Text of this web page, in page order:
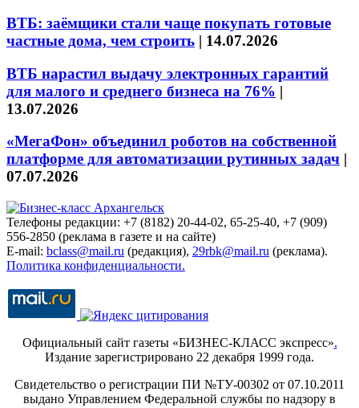
ВТБ: заёмщики стали чаще покупать готовые
частные дома, чем строить | 14.07.2026
ВТБ нарастил выдачу электронных гарантий
для малого и среднего бизнеса на 76% |
13.07.2026
«МегаФон» объединил роботов на собственной
платформе для автоматизации рутинных задач |
07.07.2026
Телефоны редакции: +7 (8182) 20-44-02, 65-25-40, +7 (909)
556-2850 (реклама в газете и на сайте)
E-mail: bclass@mail.ru (редакция), 29rbk@mail.ru (реклама).
Политика конфиденциальности.
Официальный сайт газеты «БИЗНЕС-КЛАСС экспресс».
Издание зарегистрировано 22 декабря 1999 года.
Свидетельство о регистрации ПИ №ТУ-00302 от 07.10.2011
выдано Управлением Федеральной службы по надзору в